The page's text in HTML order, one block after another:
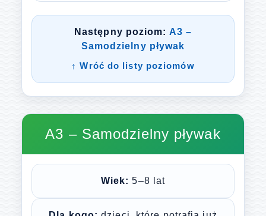
Następny poziom: A3 –
Samodzielny pływak
↑ Wróć do listy poziomów
A3 – Samodzielny pływak
Wiek: 5–8 lat